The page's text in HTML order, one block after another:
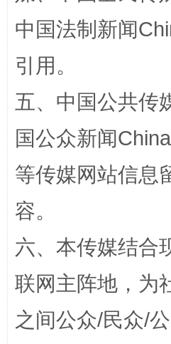
这是一记警钟！
在谋一域中谋全局
中国法制新闻
引用。
五、中国公共传
国公众新闻
等传媒网站信息
容。
六、本传媒结合
联网主阵地，为
之间公众/民众/